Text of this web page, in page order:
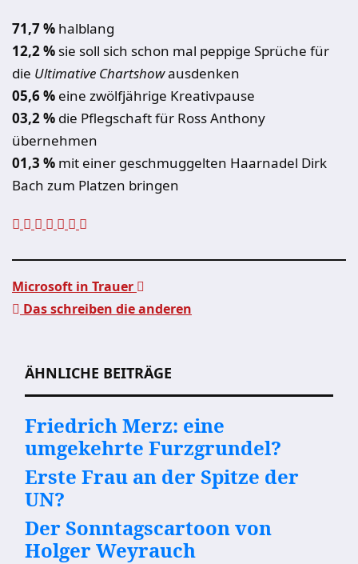
71,7 % halblang
12,2 % sie soll sich schon mal peppige Sprüche für
die Ultimative Chartshowausdenken
05,6 % eine zwölfjährige Kreativpause
03,2 % die Pflegschaft für Ross Anthony
übernehmen
01,3 % mit einer geschmuggelten Haarnadel Dirk
Bach zum Platzen bringen
Microsoft in Trauer
Das schreiben die anderen
ÄHNLICHE BEITRÄGE
Friedrich Merz: eine
umgekehrte Furzgrundel?
Erste Frau an der Spitze der
UN?
Der Sonntagscartoon von
Holger Weyrauch